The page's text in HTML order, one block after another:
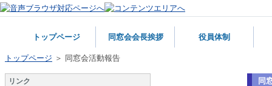
トップページ 同窓会会長挨拶 役員体制
トップページ ＞ 同窓会活動報告
リンク 同